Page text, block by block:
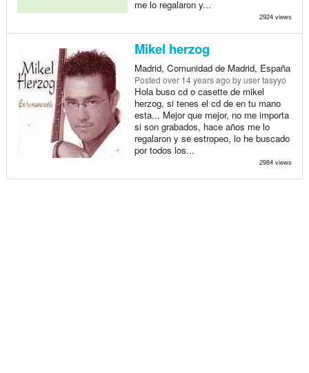
me lo regalaron y...
2924 views
Mikel herzog
Madrid, Comunidad de Madrid, España
Posted over 14 years ago by user tasyyo
Hola buso cd o casette de mikel
herzog, si tenes el cd de en tu mano
esta... Mejor que mejor, no me importa
si son grabados, hace años me lo
regalaron y se estropeo, lo he buscado
por todos los...
2984 views